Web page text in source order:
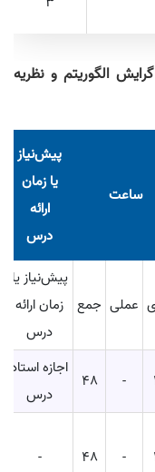
گرایش الگوریتم و نظریه
ساعت
پیش‌نیاز
یا زمان
ارائه
درس
عملی جمع
پیش‌نیاز یا
زمان ارائه
درس
-
48
اجازه استاد
درس
-
48
-